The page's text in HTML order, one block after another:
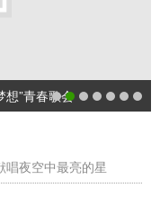
想”青春歌会
夜空中最亮的星